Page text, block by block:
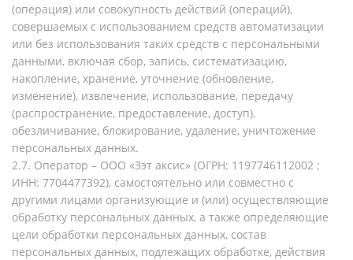
(операция) или совокупность действий (операций),
совершаемых с использованием средств автоматизации
или без использования таких средств с персональными
данными, включая сбор, запись, систематизацию,
накопление, хранение, уточнение (обновление,
изменение), извлечение, использование, передачу
(распространение, предоставление, доступ),
обезличивание, блокирование, удаление, уничтожение
персональных данных.
2.7. Оператор – ООО «Зэт аксис» (ОГРН: 1197746112002 ;
ИНН: 7704477392), самостоятельно или совместно с
другими лицами организующие и (или) осуществляющие
обработку персональных данных, а также определяющие
цели обработки персональных данных, состав
персональных данных, подлежащих обработке, действия